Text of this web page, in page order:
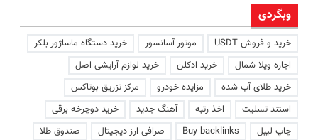
وبگردی
خرید و فروش USDT موتور آسانسور
خرید دستگاه ماساژور بلکر
اجاره ویلا شمال
خرید ادکلن
خرید لوازم آرایشی اصل
خرید طلای آب شده
مزایده خودرو
مرکز تزریق بوتاکس
استند تسلیت
اخذ رتبه آهنگ جدید
خرید دوچرخه برقی
چاپ لیبل
Buy backlinks صرافی ارز دیجیتال
صندوق طلا